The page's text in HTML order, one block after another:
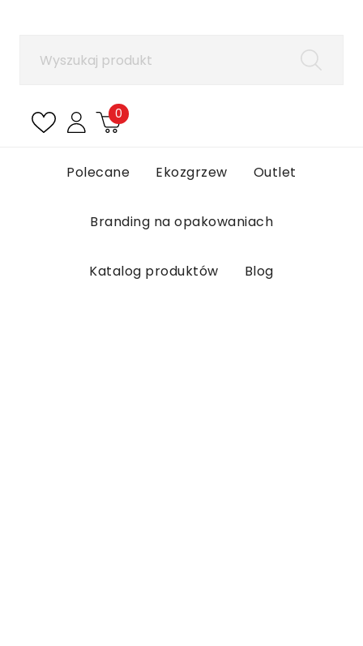
0
Polecane Ekozgrzew Outlet
Branding na opakowaniach
Katalog produktów Blog
Aby zapisać produkty na liście ulubionych, musisz
Anuluj Zaloguj się